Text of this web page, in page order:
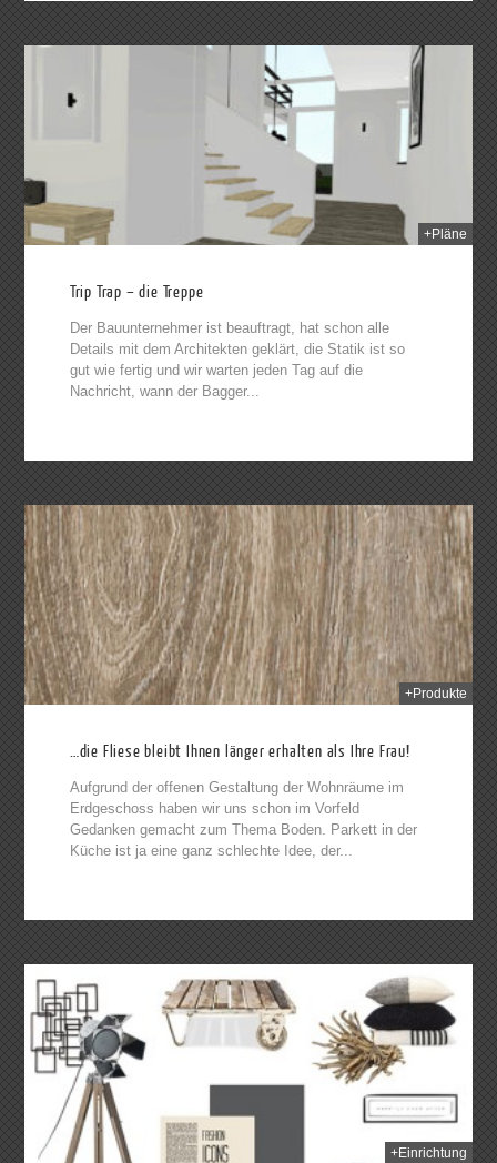
+Pläne
Trip Trap – die Treppe
Der Bauunternehmer ist beauftragt, hat schon alle
Details mit dem Architekten geklärt, die Statik ist so
gut wie fertig und wir warten jeden Tag auf die
Nachricht, wann der Bagger...
+Produkte
…die Fliese bleibt Ihnen länger erhalten als Ihre Frau!
Aufgrund der offenen Gestaltung der Wohnräume im
Erdgeschoss haben wir uns schon im Vorfeld
Gedanken gemacht zum Thema Boden. Parkett in der
Küche ist ja eine ganz schlechte Idee, der...
+Einrichtung